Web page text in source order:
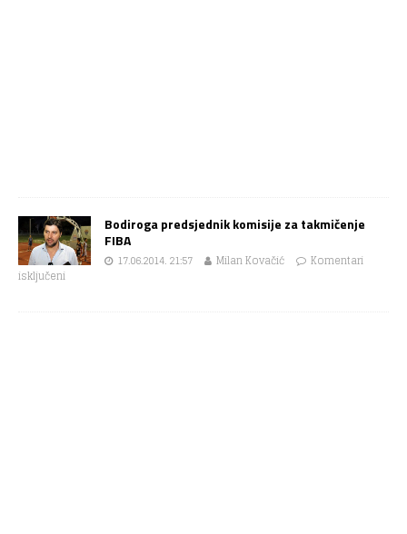
Bodiroga predsjednik komisije za takmičenje
FIBA
17.06.2014. 21:57 Milan Kovačić
Komentari
isključeni